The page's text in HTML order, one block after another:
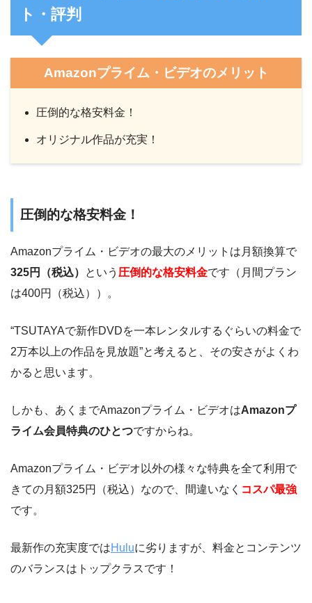
ト・評判
Amazonプライム・ビデオのメリット
圧倒的な格安料金！
オリジナル作品が充実！
圧倒的な格安料金！
Amazonプライム・ビデオの最大のメリットは月額換算で
325円（税込）
という 圧倒的な格安料金です（月間プラン
は400円（税込））。
“TSUTAYAで新作DVDを一本レンタルするぐらいの料金で
2万本以上の作品を見放題”と考えると、その安さがよくわ
かると思います。
しかも、あくまでAmazonプライム・ビデオはAmazonプ
ライム会員特典のひとつですからね。
Amazonプライム・ビデオ以外の様々な特典を全て利用で
きての月額325円（税込）なので、間違いなく コスパ最強
です。
最新作の充実度ではHuluに劣りますが、料金とコンテンツ
のバランスはトップクラスです！